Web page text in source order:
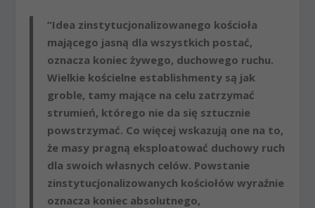
“Idea zinstytucjonalizowanego kościoła
mającego jasną dla wszystkich postać,
oznacza koniec żywego, duchowego ruchu.
Wielkie kościelne establishmenty są jak
groble, tamy mające na celu zatrzymać
strumień, którego nie da się sztucznie
powstrzymać. Co więcej wskazują one na to,
że masy pragną eksploatować duchowy ruch
dla swoich własnych celów. Powstanie
zinstytucjonalizowanych kościołów wyraźnie
oznacza koniec absolutnego,